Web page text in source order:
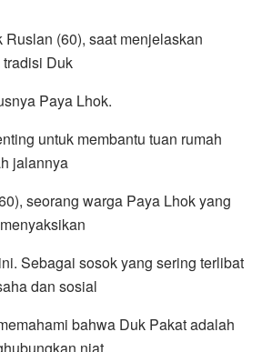
Ruslan (60), saat menjelaskan
Duk
Paya Lhok.
untuk membantu tuan rumah
jalannya
seorang warga Paya Lhok yang
Sebagai sosok yang sering terlibat
dan sosial
bahwa Duk Pakat adalah
niat